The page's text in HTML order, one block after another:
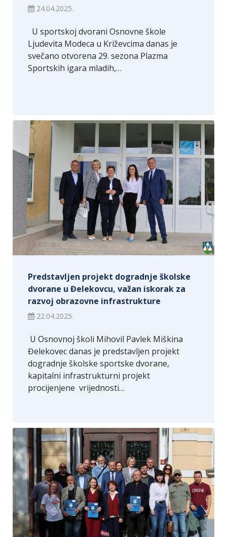
24.04.2025.
U sportskoj dvorani Osnovne škole
Ljudevita Modeca u Križevcima danas je
svečano otvorena 29. sezona Plazma
Sportskih igara mladih,…
Predstavljen projekt dogradnje školske
dvorane u Đelekovcu, važan iskorak za
razvoj obrazovne infrastrukture
22.04.2025.
U Osnovnoj školi Mihovil Pavlek Miškina
Đelekovec danas je predstavljen projekt
dogradnje školske sportske dvorane,
kapitalni infrastrukturni projekt
procijenjene vrijednosti…